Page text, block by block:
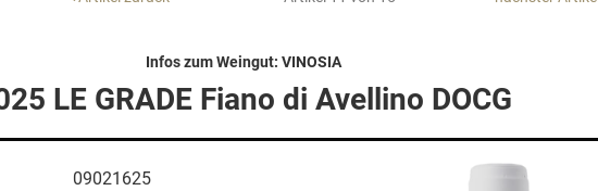
Infos zum Weingut: VINOSIA
LE GRADE Fiano di Avellino DOCG
09021625